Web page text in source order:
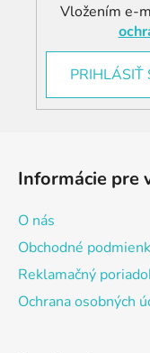
Vložením e-
PRIHLÁSIŤ
Informácie pre
O nás
Obchodné
Reklamačný
Ochrana osobných